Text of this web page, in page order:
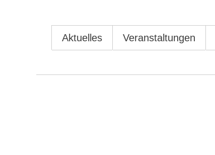
Aktuelles Veranstaltungen